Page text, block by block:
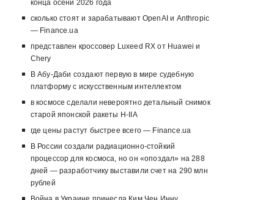
конца осени 2026 года
сколько стоят и зарабатывают OpenAI и Anthropic
— Finance.ua
представлен кроссовер Luxeed RX от Huawei и
Chery
В Абу-Даби создают первую в мире судебную
платформу с искусственным интеллектом
в космосе сделали невероятно детальный снимок
старой японской ракеты H-IIA
где цены растут быстрее всего — Finance.ua
В России создали радиационно-стойкий
процессор для космоса, но он «опоздал» на 288
дней — разработчику выставили счет на 290 млн
рублей